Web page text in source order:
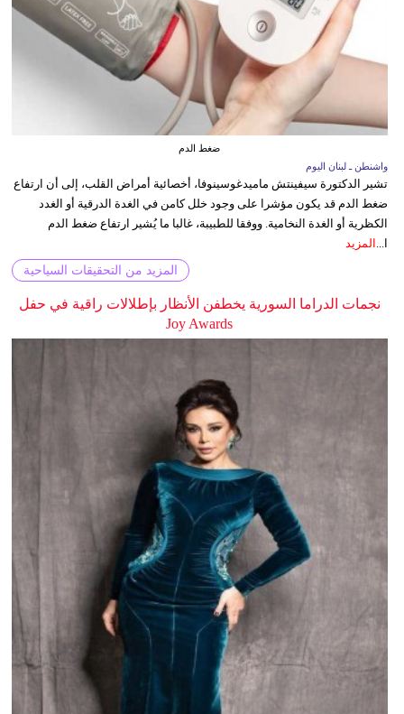
ضغط الدم
واشنطن ـ لبنان اليوم
تشير الدكتورة سيفينتش ماميدغوسينوفا، أخصائية أمراض القلب، إلى أن ارتفاع
ضغط الدم قد يكون مؤشرا على وجود خلل كامن في الغدة الدرقية أو الغدد
الكظرية أو الغدة النخامية. ووفقا للطبيبة، غالبا ما يُشير ارتفاع ضغط الدم
ا... المزيد
المزيد من التحقيقات السياحية
نجمات الدراما السورية يخطفن الأنظار بإطلالات راقية في حفل
Joy Awards